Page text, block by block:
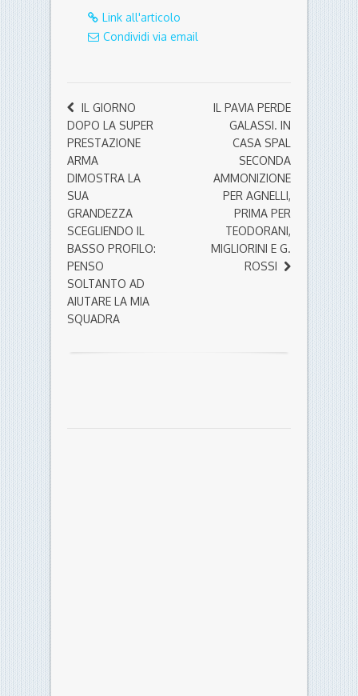
Link all'articolo
Condividi via email
IL GIORNO
DOPO LA SUPER
PRESTAZIONE
ARMA
DIMOSTRA LA
SUA
GRANDEZZA
SCEGLIENDO IL
BASSO PROFILO:
PENSO
SOLTANTO AD
AIUTARE LA MIA
SQUADRA
IL PAVIA PERDE
GALASSI. IN
CASA SPAL
SECONDA
AMMONIZIONE
PER AGNELLI,
PRIMA PER
TEODORANI,
MIGLIORINI E G.
ROSSI